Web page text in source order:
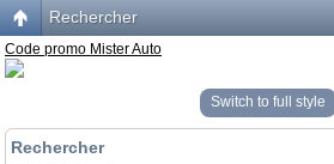
Rechercher
Code promo Mister Auto
Switch to full style
Rechercher